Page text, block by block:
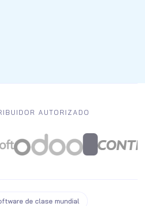
AUTORIZADO
de clase mundial